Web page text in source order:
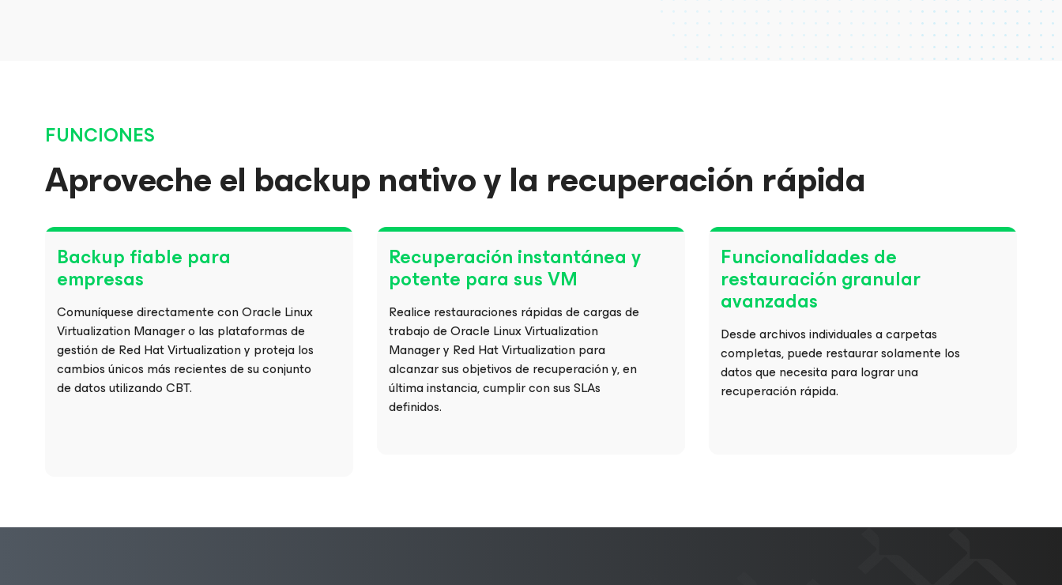
FUNCIONES
Aproveche el backup nativo y la recuperación rápida
Backup fiable para
empresas
Comuníquese directamente con Oracle Linux
Virtualization Manager o las plataformas de
gestión de Red Hat Virtualization y proteja los
cambios únicos más recientes de su conjunto
de datos utilizando CBT.
Recuperación instantánea y
potente para sus VM
Realice restauraciones rápidas de cargas de
trabajo de Oracle Linux Virtualization
Manager y Red Hat Virtualization para
alcanzar sus objetivos de recuperación y, en
última instancia, cumplir con sus SLAs
definidos.
Funcionalidades de
restauración granular
avanzadas
Desde archivos individuales a carpetas
completas, puede restaurar solamente los
datos que necesita para lograr una
recuperación rápida.